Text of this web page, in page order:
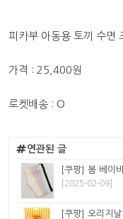
피카부 아동용 토끼 수면
가격 : 25,400원
로켓배송 : O
연관된 글
[쿠팡] 봄 베이
[2025-02-09]
[쿠팡] 오리지